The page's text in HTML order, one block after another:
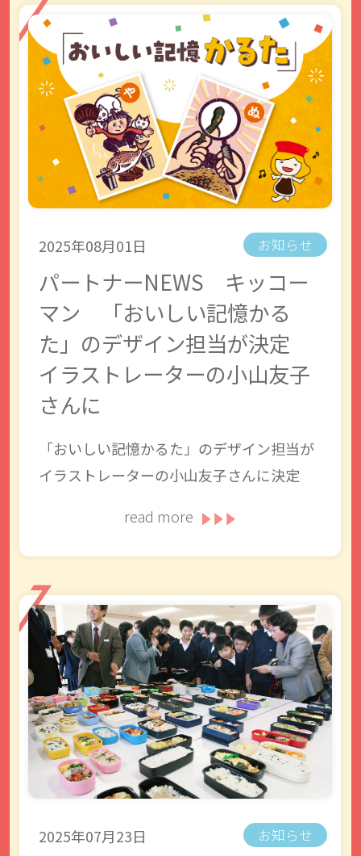
2025年08月01日 お知らせ
パートナーNEWS キッコー
マン 「おいしい記憶かる
た」のデザイン担当が決定
イラストレーターの小山友子
さんに
「おいしい記憶かるた」のデザイン担当が
イラストレーターの小山友子さんに決定
read more
2025年07月23日 お知らせ